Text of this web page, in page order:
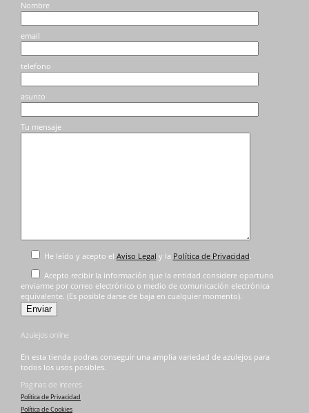
Nombre
email
telefono
asunto
Tu mensaje
He leído y acepto el Aviso Legal y la Política de Privacidad.
Acepto recibir la información que la entidad considere oportuno
enviarme por correo electrónico o medio de comunicación electrónica
equivalente. (Es posible darse de baja en cualquier momento).
Azulejos online
En esta tienda podras conseguir una amplia variedad de azulejos para
todos los usos posibles.
Paginas de interes
Política de Privacidad
Política de Cookies